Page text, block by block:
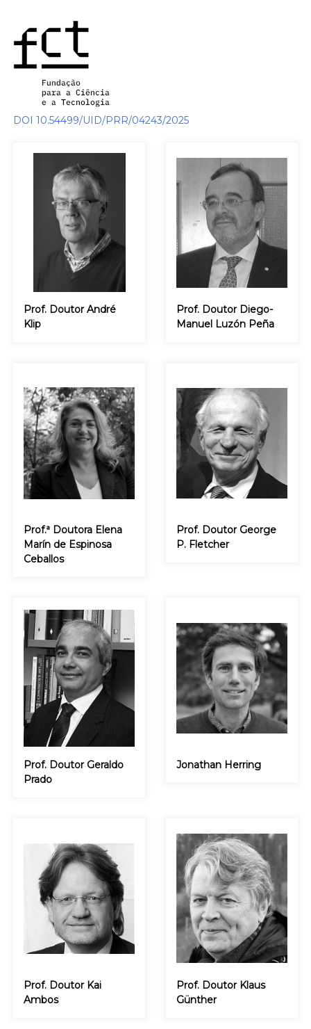
DOI 10.54499/UID/PRR/04243/2025
Prof. Doutor André
Klip
Prof. Doutor Diego-
Manuel Luzón Peña
Prof.ª Doutora Elena
Marín de Espinosa
Ceballos
Prof. Doutor George
P. Fletcher
Prof. Doutor Geraldo
Prado
Jonathan Herring
Prof. Doutor Kai
Ambos
Prof. Doutor Klaus
Günther